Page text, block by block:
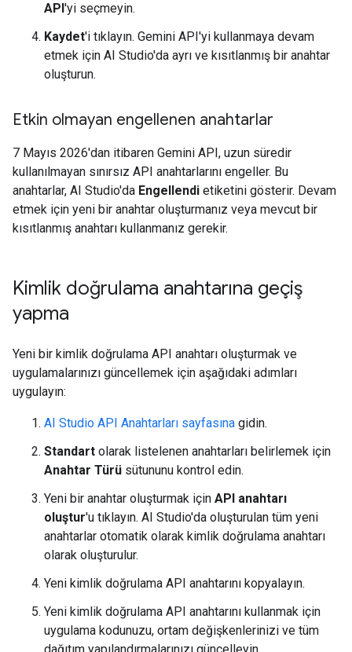
API'yi seçmeyin.
Kaydet'i tıklayın. Gemini API'yi kullanmaya devam
etmek için AI Studio'da ayrı ve kısıtlanmış bir anahtar
oluşturun.
Etkin olmayan engellenen anahtarlar
7 Mayıs 2026'dan itibaren Gemini API, uzun süredir
kullanılmayan sınırsız API anahtarlarını engeller. Bu
anahtarlar, AI Studio'da Engellendi etiketini gösterir. Devam
etmek için yeni bir anahtar oluşturmanız veya mevcut bir
kısıtlanmış anahtarı kullanmanız gerekir.
Kimlik doğrulama anahtarına geçiş
yapma
Yeni bir kimlik doğrulama API anahtarı oluşturmak ve
uygulamalarınızı güncellemek için aşağıdaki adımları
uygulayın:
AI Studio API Anahtarları sayfasına gidin.
Standart olarak listelenen anahtarları belirlemek için
Anahtar Türü sütununu kontrol edin.
Yeni bir anahtar oluşturmak için API anahtarı
oluştur'u tıklayın. AI Studio'da oluşturulan tüm yeni
anahtarlar otomatik olarak kimlik doğrulama anahtarı
olarak oluşturulur.
Yeni kimlik doğrulama API anahtarını kopyalayın.
Yeni kimlik doğrulama API anahtarını kullanmak için
uygulama kodunuzu, ortam değişkenlerinizi ve tüm